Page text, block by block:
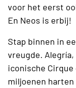
voor het eerst
En Neos is erbij!
Stap binnen in
vreugde.
iconische
miljoenen